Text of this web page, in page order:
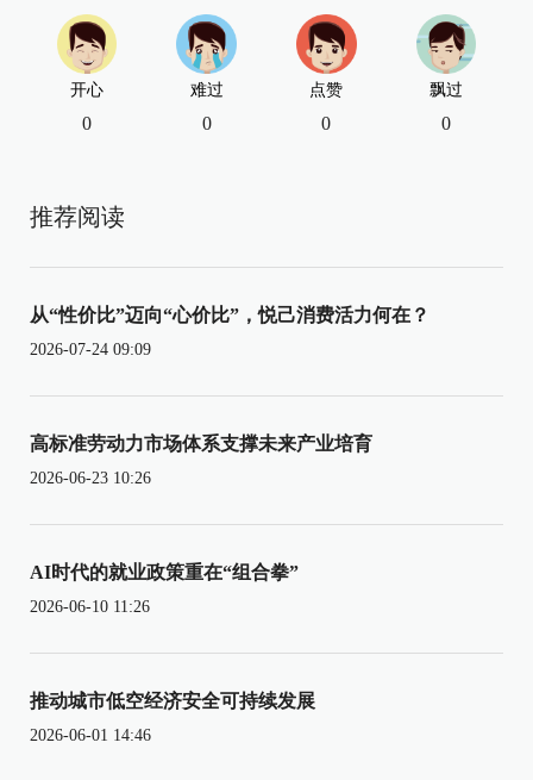
开心
0
难过
0
点赞
0
飘过
0
推荐阅读
从“性价比”迈向“心价比”，悦己消费活力何在？
2026-07-24 09:09
高标准劳动力市场体系支撑未来产业培育
2026-06-23 10:26
AI时代的就业政策重在“组合拳”
2026-06-10 11:26
推动城市低空经济安全可持续发展
2026-06-01 14:46